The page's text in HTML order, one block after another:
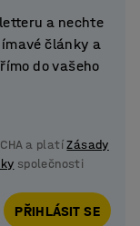
a nechte
články a
do vašeho
a platíZásady
společnosti
PŘIHLÁSIT SE